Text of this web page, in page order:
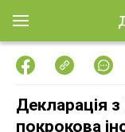
Декларація
покрокова